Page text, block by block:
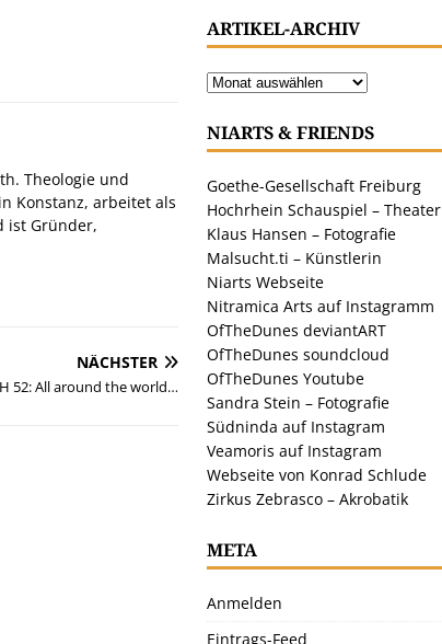
Theologie und
Konstanz, arbeitet als
ist Gründer,
NÄCHSTER
52: All around the world…
ARTIKEL-ARCHIV
NIARTS & FRIENDS
Goethe-Gesellschaft Freiburg
Hochrhein Schauspiel – Theater
Klaus Hansen – Fotografie
Malsucht.ti – Künstlerin
Niarts Webseite
Nitramica Arts auf Instagramm
OfTheDunes deviantART
OfTheDunes soundcloud
OfTheDunes Youtube
Sandra Stein – Fotografie
Südninda auf Instagram
Veamoris auf Instagram
Webseite von Konrad Schlude
Zirkus Zebrasco – Akrobatik
META
Anmelden
Eintrags-Feed